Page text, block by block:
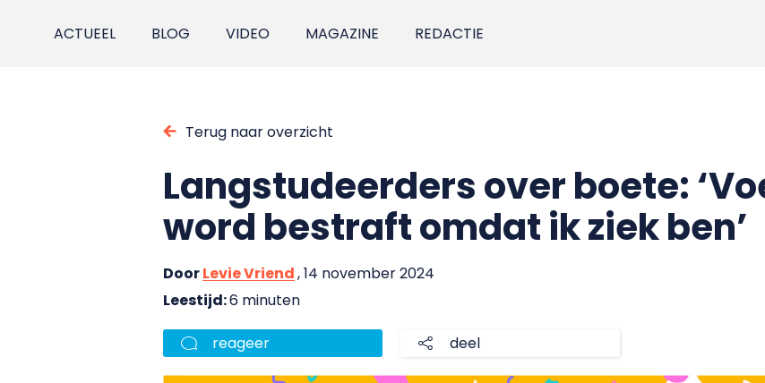
ACTUEEL BLOG VIDEO MAGAZINE REDACTIE
Terug naar overzicht
Langstudeerders over boete:
word bestraft omdat ik ziek ben’
DoorLevie Vriend, 14 november 2024
Leestijd:6 minuten
reageer deel